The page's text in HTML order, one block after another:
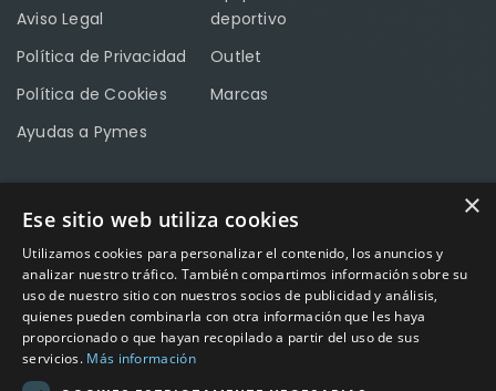
Aviso Legal
Política de Privacidad
Política de Cookies
Ayudas a Pymes
deportivo
Outlet
Marcas
CONTACTO
Calle Méndez Núñez nº3 – Fuente Palmera 14120 Córdoba
Teléfono957 04 96 57
Emailinfo@factory-sport.es
×
Ese sitio web utiliza cookies
Utilizamos cookies para personalizar el contenido, los anuncios y
analizar nuestro tráfico. También compartimos información sobre su
uso de nuestro sitio con nuestros socios de publicidad y análisis,
quienes pueden combinarla con otra información que les haya
proporcionado o que hayan recopilado a partir del uso de sus
servicios. Más información